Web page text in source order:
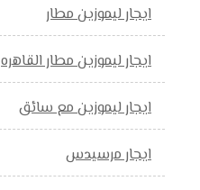
ايجار ليموزين مطار
ايجار ليموزين مطار القاهره
ايجار ليموزين مع سائق
ايجار مرسيدس